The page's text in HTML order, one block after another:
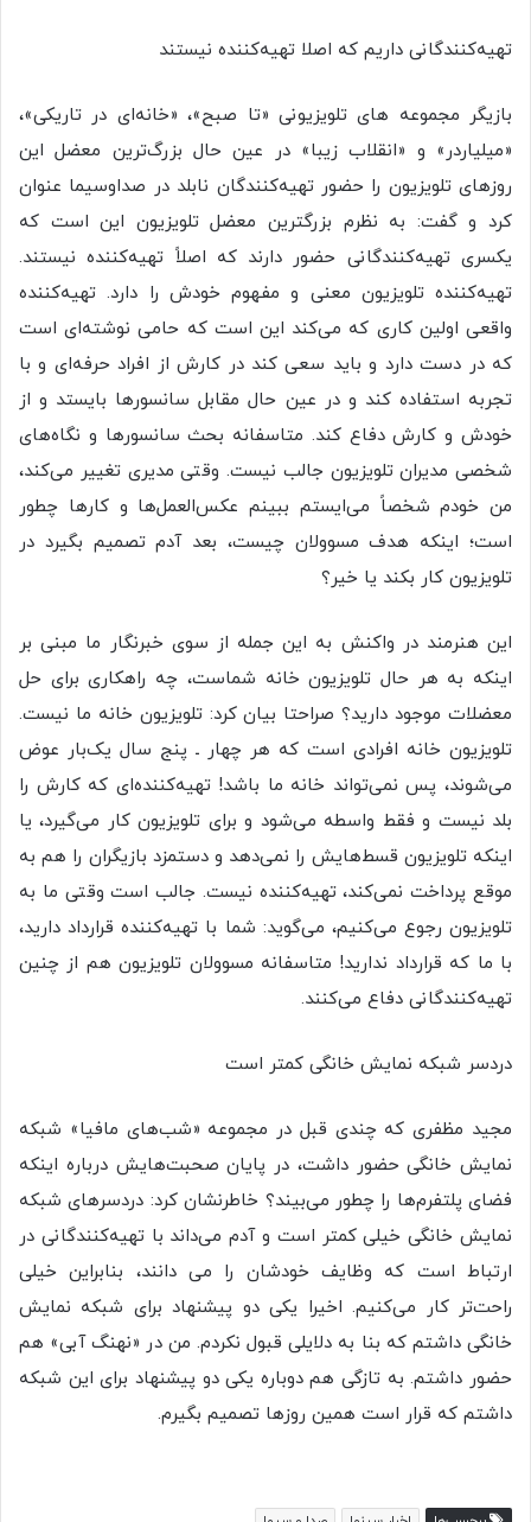
تهیه‌کنندگانی داریم که اصلا تهیه‌کننده نیستند
بازیگر مجموعه های تلویزیونی «تا صبح»، «خانه‌ای در تاریکی»،
«میلیاردر» و «انقلاب زیبا» در عین حال بزرگ‌ترین معضل این
روزهای تلویزیون را حضور تهیه‌کنندگان نابلد در صداوسیما عنوان
کرد و گفت: به نظرم بزرگترین معضل تلویزیون این است که
یکسری تهیه‌کنندگانی حضور دارند که اصلاً تهیه‌کننده نیستند.
تهیه‌کننده تلویزیون معنی و مفهوم خودش را دارد. تهیه‌کننده
واقعی اولین کاری که می‌کند این است که حامی نوشته‌ای است
که در دست دارد و باید سعی کند در کارش از افراد حرفه‌ای و با
تجربه استفاده کند و در عین حال مقابل سانسورها بایستد و از
خودش و کارش دفاع کند. متاسفانه بحث سانسورها و نگاه‌های
شخصی مدیران تلویزیون جالب نیست. وقتی مدیری تغییر می‌کند،
من خودم شخصاً می‌ایستم ببینم عکس‌العمل‌ها و کارها چطور
است؛ اینکه هدف مسوولان چیست، بعد آدم تصمیم بگیرد در
تلویزیون کار بکند یا خیر؟
این هنرمند در واکنش به این جمله از سوی خبرنگار ما مبنی بر
اینکه به هر حال تلویزیون خانه شماست، چه راهکاری برای حل
معضلات موجود دارید؟ صراحتا بیان کرد: تلویزیون خانه ما نیست.
تلویزیون خانه افرادی است که هر چهار ـ پنج سال یک‌بار عوض
می‌شوند، پس نمی‌تواند خانه ما باشد! تهیه‌کننده‌ای که کارش را
بلد نیست و فقط واسطه می‌شود و برای تلویزیون کار می‌گیرد، یا
اینکه تلویزیون قسط‌هایش را نمی‌دهد و دستمزد بازیگران را هم به
موقع پرداخت نمی‌کند، تهیه‌کننده نیست. جالب است وقتی ما به
تلویزیون رجوع می‌کنیم، می‌گوید: شما با تهیه‌کننده قرارداد دارید،
با ما که قرارداد ندارید! متاسفانه مسوولان تلویزیون هم از چنین
تهیه‌کنندگانی دفاع می‌کنند.
دردسر شبکه نمایش خانگی کمتر است
مجید مظفری که چندی قبل در مجموعه «شب‌های مافیا» شبکه
نمایش خانگی حضور داشت، در پایان صحبت‌هایش درباره اینکه
فضای پلتفرم‌ها را چطور می‌بیند؟ خاطرنشان کرد: دردسرهای شبکه‌
نمایش خانگی خیلی کمتر است و آدم می‌داند با تهیه‌کنندگانی در
ارتباط است که وظایف خودشان را می دانند، بنابراین خیلی
راحت‌تر کار می‌کنیم. اخیرا یکی دو پیشنهاد برای شبکه نمایش
خانگی داشتم که بنا به دلایلی قبول نکردم. من در «نهنگ آبی» هم
حضور داشتم. به تازگی هم دوباره یکی دو پیشنهاد برای این شبکه
داشتم که قرار است همین روزها تصمیم بگیرم.